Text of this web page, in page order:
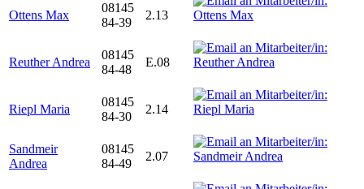
Ottens Max
08145
84-39
2.13
Reuther Andrea
08145
84-48
E.08
Riepl Maria
08145
84-30
2.14
Sandmeir
Andrea
08145
84-49
2.07